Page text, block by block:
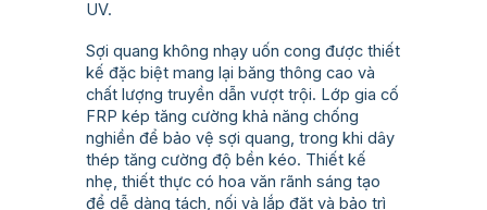
UV.
Sợi quang không nhạy uốn cong được thiết
kế đặc biệt mang lại băng thông cao và
chất lượng truyền dẫn vượt trội. Lớp gia cố
FRP kép tăng cường khả năng chống
nghiền để bảo vệ sợi quang, trong khi dây
thép tăng cường độ bền kéo. Thiết kế
nhẹ, thiết thực có hoa văn rãnh sáng tạo
để dễ dàng tách, nối và lắp đặt và bảo trì